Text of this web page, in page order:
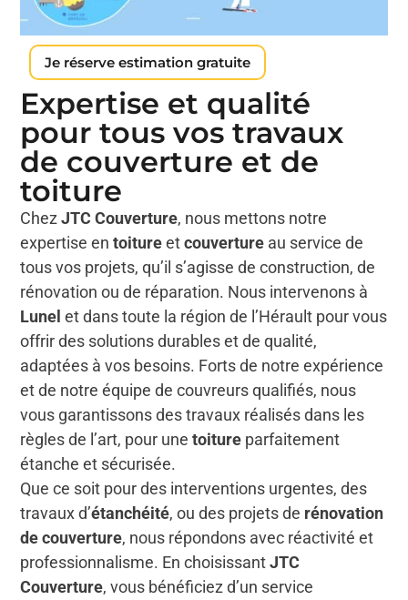
Expertise et qualité
pour tous vos travaux
de couverture et de
toiture
ChezJTC Couverture, nous mettons notre
expertise entoitureetcouverture au service de
tous vos projets, qu’il s’agisse de construction, de
rénovation ou de réparation. Nous intervenons à
Lunel et dans toute la région de l’Hérault pour vous
offrir des solutions durables et de qualité,
adaptées à vos besoins. Forts de notre expérience
et de notre équipe de couvreurs qualifiés, nous
vous garantissons des travaux réalisés dans les
règles de l’art, pour unetoiture parfaitement
étanche et sécurisée.
Que ce soit pour des interventions urgentes, des
travaux d’étanchéité, ou des projets de rénovation
de couverture, nous répondons avec réactivité et
professionnalisme. En choisissantJTC
Couverture, vous bénéficiez d’un service
Je réserve estimation gratuite